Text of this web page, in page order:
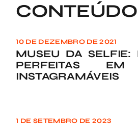
10 DE DEZEMBRO DE 2021
MUSEU DA SELFIE:
PERFEITAS EM
INSTAGRAMÁVEIS
1 DE SETEMBRO DE 2023